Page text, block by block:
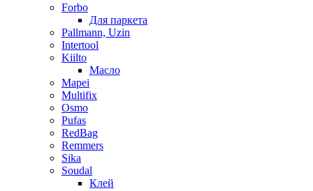
Forbo
Для паркета
Pallmann, Uzin
Intertool
Kiilto
Масло
Mapei
Multifix
Osmo
Pufas
RedBag
Remmers
Sika
Soudal
Клей